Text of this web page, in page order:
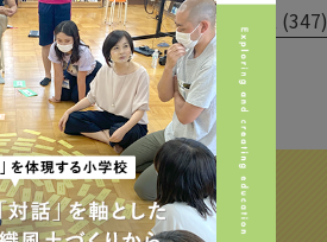
園 (1) 民間企業 (63) 公立 (347)
クール (18) 教育委員会 (4)